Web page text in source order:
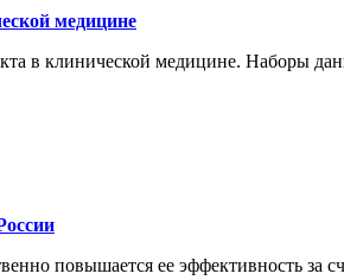
медицине
в клинической медицине. Наборы
повышается ее эффективность за